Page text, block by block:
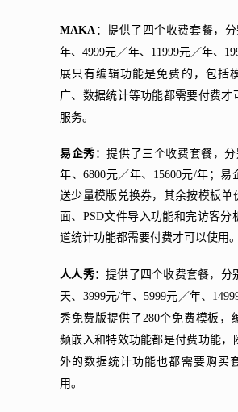
MAKA ：提供了四个收费套餐，
年、4999元／年、11999元／年、
展只有编辑功能是免费的，包括
广、数据统计等功能都需要付费才
服务。
易企秀 ：提供了三个收费套餐，
年、6800元／年、15600元/年；易
送少量模版兑换券，其余按模板单
面、PSD文件导入功能和完访客分
道统计功能都需要付费才可以使用。
人人秀：提供了四个收费套餐，分
天、3999元/年、5999元／年、
秀免费版提供了280个免费模板，
频嵌入和特效功能都是付费功能，
外的数据统计功能也都需要购买
用。